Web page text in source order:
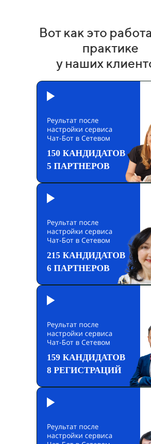
Вот как это
практике
у наших
Реультат после
настройки сервиса
Чат-Бот в Сетевом
150 КАНДИДАТОВ
5 ПАРТНЕРОВ
Реультат после
настройки сервиса
Чат-Бот в Сетевом
215 КАНДИДАТОВ
6 ПАРТНЕРОВ
Реультат после
настройки сервиса
Чат-Бот в Сетевом
159 КАНДИДАТОВ
8 РЕГИСТРАЦИЙ
Реультат после
настройки сервиса